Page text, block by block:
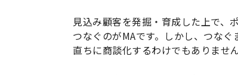
見込み顧客を発掘・育成した上で、
つなぐのがMAです。しかし、つな
直ちに商談化するわけでもありません